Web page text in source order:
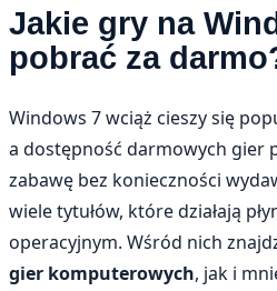
Jakie gry na
pobrać za
Windows 7 wciąż cieszy się
a dostępność darmowych gier
zabawę bez konieczności
wiele tytułów, które działają
operacyjnym. Wśród nich
gier komputerowych, jak i